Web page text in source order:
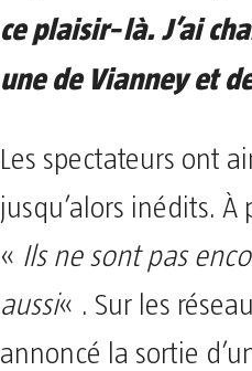
ce plaisir‑là. J’ai
une de Vianney et
Les spectateurs ont
jusqu’alors inédits. À
« Ils ne sont pas
aussi« . Sur les
annoncé la sortie